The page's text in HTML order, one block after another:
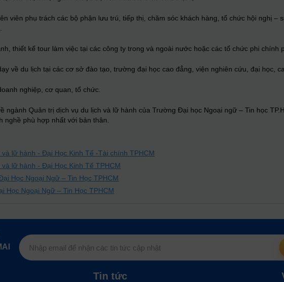
viên phụ trách các bộ phận lưu trú, tiếp thị, chăm sóc khách hàng, tổ chức hội nghị –
thiết kế tour làm việc tại các công ty trong và ngoài nước hoặc các tổ chức phi chính
về du lịch tại các cơ sở đào tạo, trường đại học cao đẳng, viện nghiên cứu, đại học,
nghiệp, cơ quan, tổ chức.
ngành Quản trị dịch vụ du lịch và lữ hành của Trường Đại học Ngoại ngữ – Tin học
nghề phù hợp nhất với bản thân.
lữ hành - Đại Học Kinh Tế -Tài chính TPHCM
lữ hành - Đại Học Kinh Tế TPHCM
Học Ngoại Ngữ – Tin Học TPHCM
Học Ngoại Ngữ – Tin Học TPHCM
Tin tức